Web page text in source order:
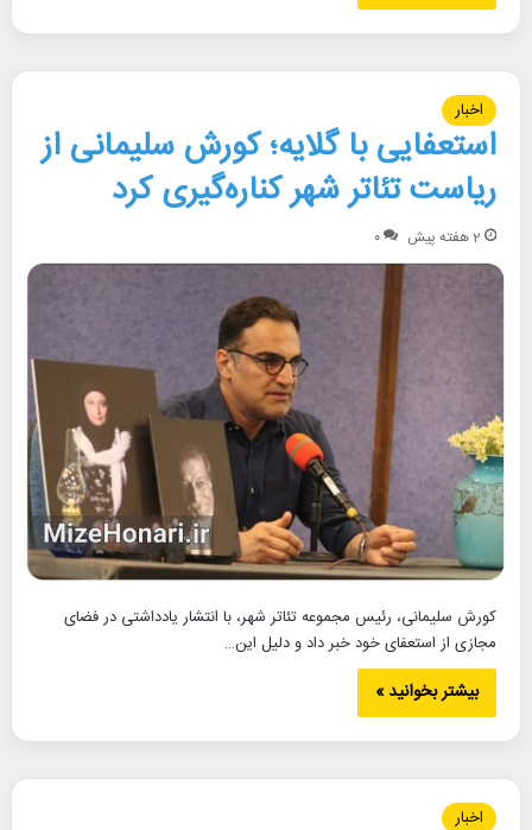
اخبار
استعفایی با گلایه؛ کورش سلیمانی از
ریاست تئاتر شهر کناره‌گیری کرد
2 هفته پیش ۰
کورش سلیمانی، رئیس مجموعه تئاتر شهر، با انتشار یادداشتی در فضای
مجازی از استعفای خود خبر داد و دلیل این…
بیشتر بخوانید »
اخبار